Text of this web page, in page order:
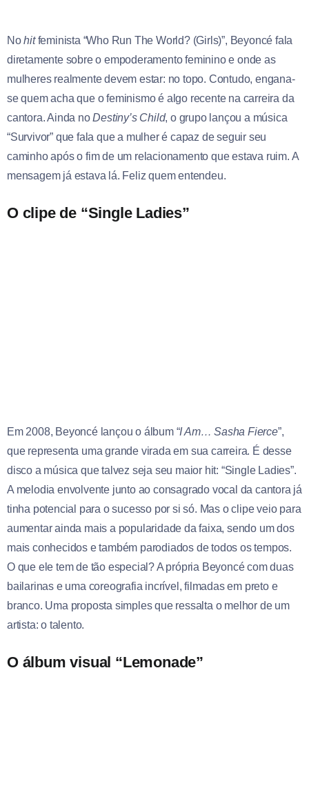
Nohitfeminista “Who Run The World? (Girls)”, Beyoncé fala
diretamente sobre o empoderamento feminino e onde as
mulheres realmente devem estar: no topo. Contudo, engana-
se quem acha que o feminismo é algo recente na carreira da
cantora. Ainda noDestiny’s Child, o grupo lançou a música
“Survivor” que fala que a mulher é capaz de seguir seu
caminho após o fim de um relacionamento que estava ruim. A
mensagem já estava lá. Feliz quem entendeu.
O clipe de “Single Ladies”
Em 2008, Beyoncé lançou o álbum “I Am… Sasha Fierce”,
que representa uma grande virada em sua carreira. É desse
disco a música que talvez seja seu maior hit: “Single Ladies”.
A melodia envolvente junto ao consagrado vocal da cantora já
tinha potencial para o sucesso por si só. Mas o clipe veio para
aumentar ainda mais a popularidade da faixa, sendo um dos
mais conhecidos e também parodiados de todos os tempos.
O que ele tem de tão especial? A própria Beyoncé com duas
bailarinas e uma coreografia incrível, filmadas em preto e
branco. Uma proposta simples que ressalta o melhor de um
artista: o talento.
O álbum visual “Lemonade”